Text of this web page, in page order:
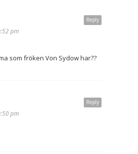
Reply
pm
som fröken Von Sydow har??
Reply
pm